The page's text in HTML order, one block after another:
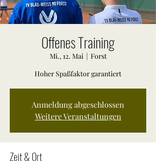
Offenes Training
Mi., 12. Mai
  |
Forst
Hoher Spaßfaktor garantiert
Anmeldung abgeschlossen
Weitere Veranstaltungen
Zeit & Ort